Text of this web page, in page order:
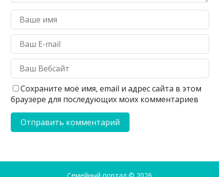
Сохраните моё имя, email и адрес сайта в этом
браузере для последующих моих комментариев